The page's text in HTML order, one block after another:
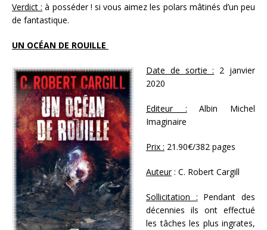
Verdict : à posséder ! si vous aimez les polars mâtinés d’un peu
de fantastique.
UN OCÉAN DE ROUILLE
Date de sortie : 2 janvier
2020
Editeur : Albin Michel
Imaginaire
Prix : 21.90€/382 pages
Auteur: C. Robert Cargill
Sollicitation : Pendant des
décennies ils ont effectué
les tâches les plus ingrates,